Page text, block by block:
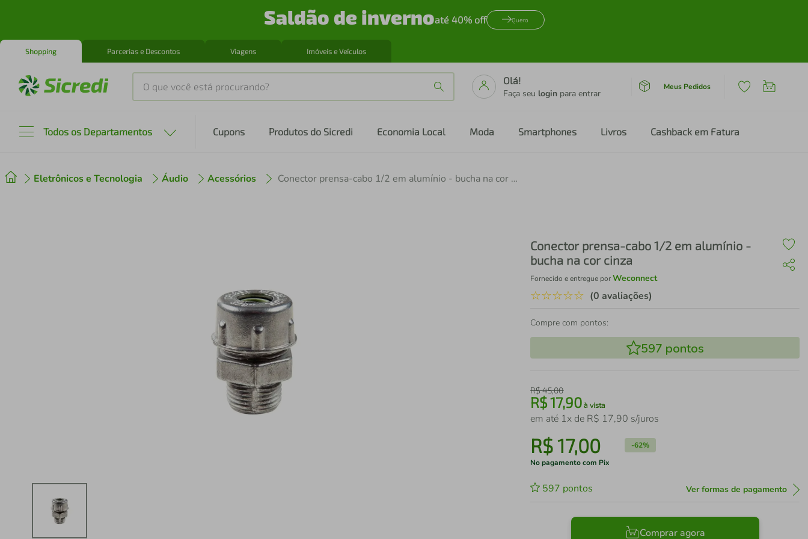
Saldão de invernoaté 40% off Quero
Shopping Parcerias e Descontos Viagens Imóveis e Veículos
O que você está procurando?
Olá!
Faça seu login para entrar
Meus Pedidos
Todos os Departamentos Cupons Produtos do Sicredi Economia Local Moda Smartphones Livros Cashback em Fatura
Eletrônicos e Tecnologia Áudio Acessórios Conector prensa-cabo 1/2 em alumínio - bucha na cor cinza
Conector prensa-cabo 1/2 em alumínio -
bucha na cor cinza
Fornecido e entregue porWeconnect
☆☆☆☆☆ (0 avaliações)
Compre com pontos:
597 pontos
R$45,00
R$17,90 à vista
em até 1x de R$ 17,90 s/juros
R$17,00 -62%
No pagamento com Pix
597 pontos Ver formas de pagamento
Comprar agora
2º cafeteira